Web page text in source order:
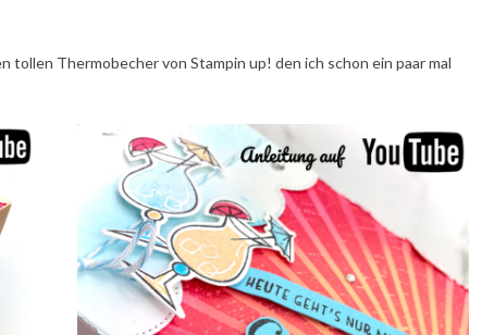
tollen Thermobecher von Stampin up! den ich schon ein paar mal